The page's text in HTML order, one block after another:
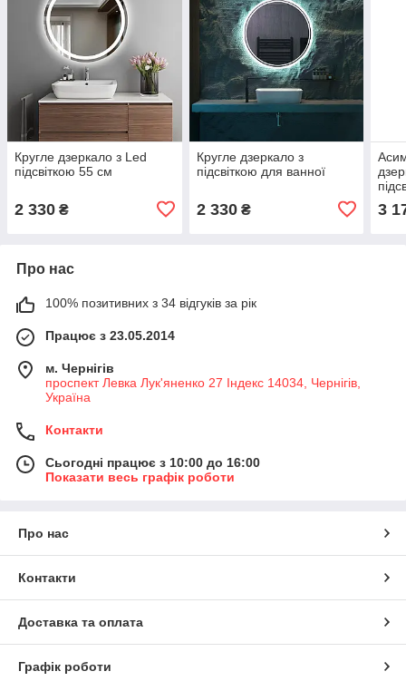
Кругле дзеркало з Led
підсвіткою 55 см
2 330 ₴
Кругле дзеркало з
підсвіткою для ванної
2 330₴ 3
Про нас
100% позитивних з 34 відгуків за рік
Працює з 23.05.2014
м. Чернігів
проспект Левка Лук'яненко 27 Індекс 14034, Чернігів,
Україна
Контакти
Сьогодні працює з 10:00 до 16:00
Показати весь графік роботи
Про нас
Контакти
Доставка та оплата
Графік роботи